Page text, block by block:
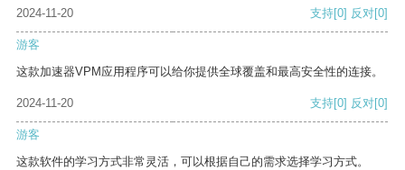
2024-11-20 支持[0] 反对[0]
游客
这款加速器VPM应用程序可以给你提供全球覆盖和最高安全性的连接。
2024-11-20 支持[0] 反对[0]
游客
这款软件的学习方式非常灵活，可以根据自己的需求选择学习方式。